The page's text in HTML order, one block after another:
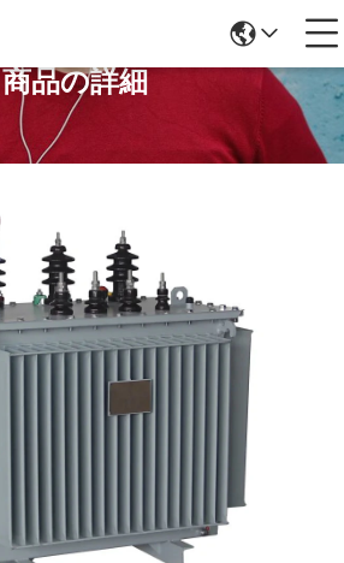
商品の詳細